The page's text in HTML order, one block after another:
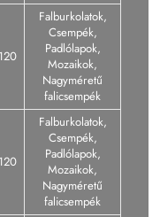
Falburkolatok,
Csempék,
Padlólapok,
Mozaikok,
Nagyméretű
falicsempék
Falburkolatok,
Csempék,
Padlólapok,
Mozaikok,
Nagyméretű
falicsempék